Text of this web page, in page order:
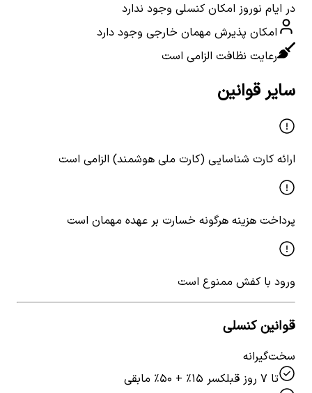
در ایام نوروز امکان کنسلی وجود ندارد
امکان پذیرش مهمان خارجی وجود دارد
رعایت نظافت الزامی است
سایر قوانین
ارائه کارت شناسایی (کارت ملی هوشمند) الزامی است
پرداخت هزینه هرگونه خسارت بر عهده مهمان است
ورود با کفش ممنوع است
قوانین کنسلی
سخت‌گیرانه
تا ۷ روز قبل
کسر ۱۵٪ + ۵۰٪ مابقی